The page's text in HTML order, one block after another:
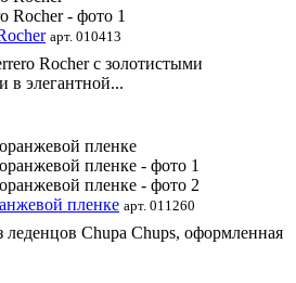
арт. 010413
Rocher с золотистыми
в элегантной...
пленке арт. 011260
Chupa Chups, оформленная